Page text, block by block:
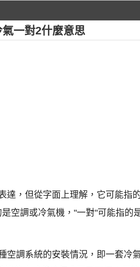
氣一對2什麼意思
達，但從字面上理解，它可能指
空調或冷氣機，"一對"可能指的
空調系統的安裝情況，即一套冷